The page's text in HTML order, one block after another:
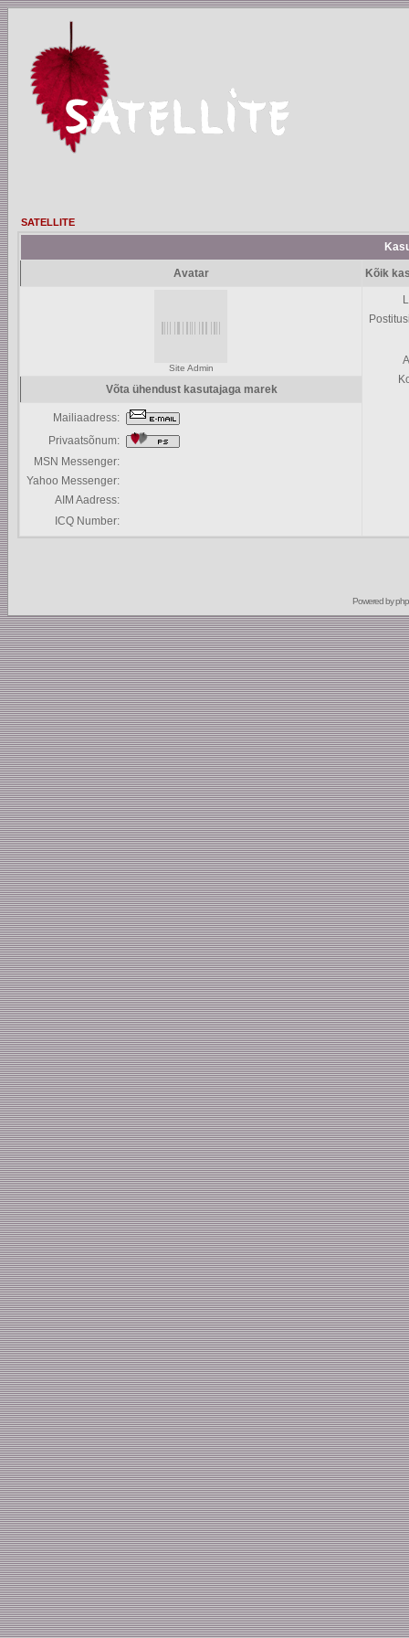
SATELLITE
Avatar Kõik
Site Admin
Võta ühendust kasutajaga marek
Mailiaadress:
Privaatsõnum:
MSN Messenger:
Yahoo Messenger:
AIM Aadress:
ICQ Number:
Powered by